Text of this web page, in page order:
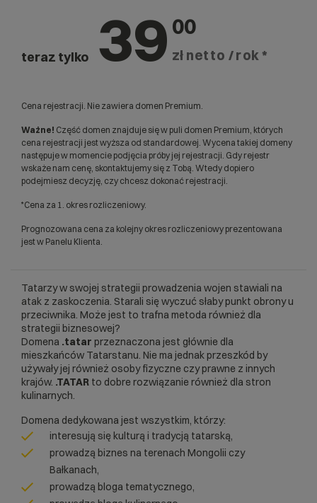
teraz tylko 39 00
zł netto / rok *
Cena rejestracji. Nie zawiera domen Premium.
Ważne! Część domen znajduje się w puli domen Premium, których
cena rejestracji jest wyższa od standardowej. Wycena takiej domeny
następuje w momencie podjęcia próby jej rejestracji. Gdy rejestr
wskaże nam cenę, skontaktujemy się z Tobą. Wtedy dopiero
podejmiesz decyzję, czy chcesz dokonać rejestracji.
*Cena za 1. okres rozliczeniowy.
Prognozowana cena za kolejny okres rozliczeniowy prezentowana
jest w Panelu Klienta.
Tatarzy w swojej strategii prowadzenia wojen stawiali na
atak z zaskoczenia. Starali się wyczuć słaby punkt obrony u
przeciwnika. Może jest to trafna metoda również dla
strategii biznesowej?
Domena .tatar przeznaczona jest głównie dla
mieszkańców Tatarstanu. Nie ma jednak przeszkód by
używały jej również osoby fizyczne czy prawne z innych
krajów. .TATAR to dobre rozwiązanie również dla stron
kulinarnych.
Domena dedykowana jest wszystkim, którzy:
interesują się kulturą i tradycją tatarską,
prowadzą biznes na terenach Mongolii czy
Bałkanach,
prowadzą bloga tematycznego,